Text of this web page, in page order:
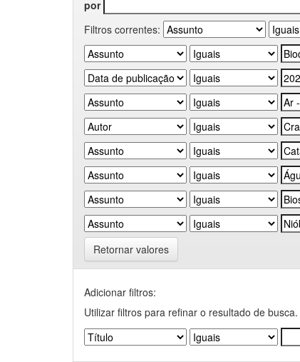
por
Filtros correntes:
Retornar valores
Adicionar filtros:
Utilizar filtros para refinar o resultado de busca.